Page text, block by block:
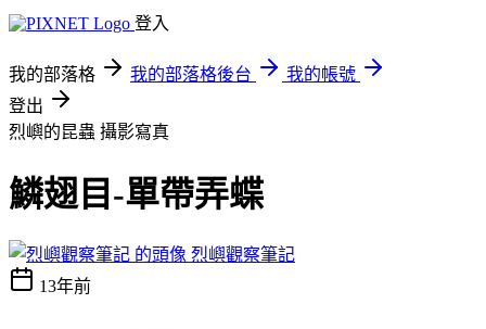
登入
我的部落格 我的部落格後台
我的帳號
登出
烈嶼的昆蟲 攝影寫真
鱗翅目-單帶弄蝶
烈嶼觀察筆記
13年前